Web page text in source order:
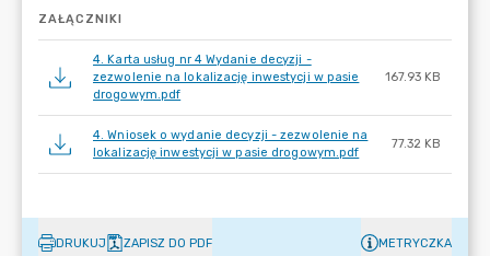
ZAŁĄCZNIKI
4. Karta usług nr 4 Wydanie decyzji -
zezwolenie na lokalizację inwestycji w pasie
drogowym.pdf
167.93 KB
4. Wniosek o wydanie decyzji - zezwolenie na
lokalizację inwestycji w pasie drogowym.pdf
77.32 KB
DRUKUJ ZAPISZ DO PDF METRYCZKA